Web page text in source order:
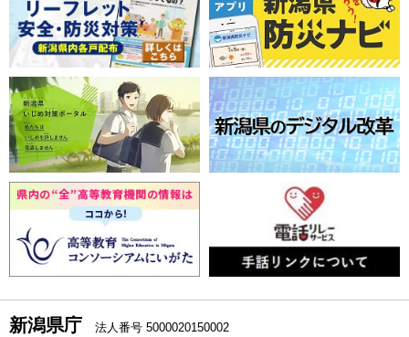
新潟県庁 法人番号 5000020150002